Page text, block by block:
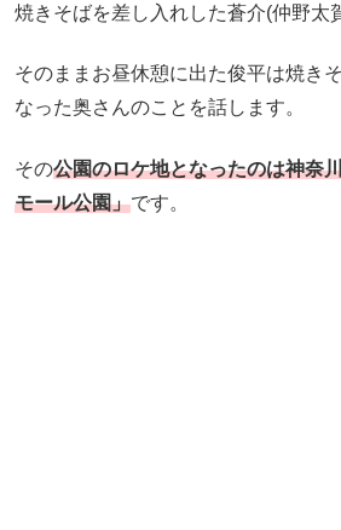
焼きそばを差し入れした蒼介(仲野太
そのままお昼休憩に出た俊平は焼き
なった奥さんのことを話します。
その公園のロケ地となったのは神奈
モール公園」です。